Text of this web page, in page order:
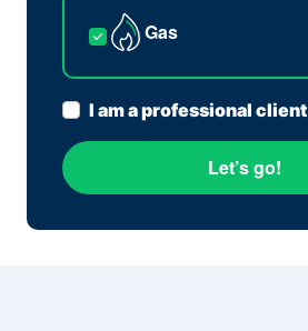
Gas
I am a professional client
Let’s go!